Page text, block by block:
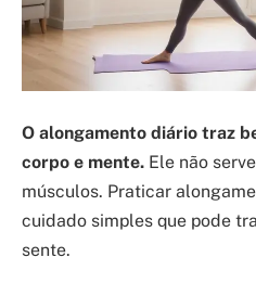
O alongamento diário traz
corpo e mente. Ele não
músculos. Praticar
cuidado simples que pode
sente.